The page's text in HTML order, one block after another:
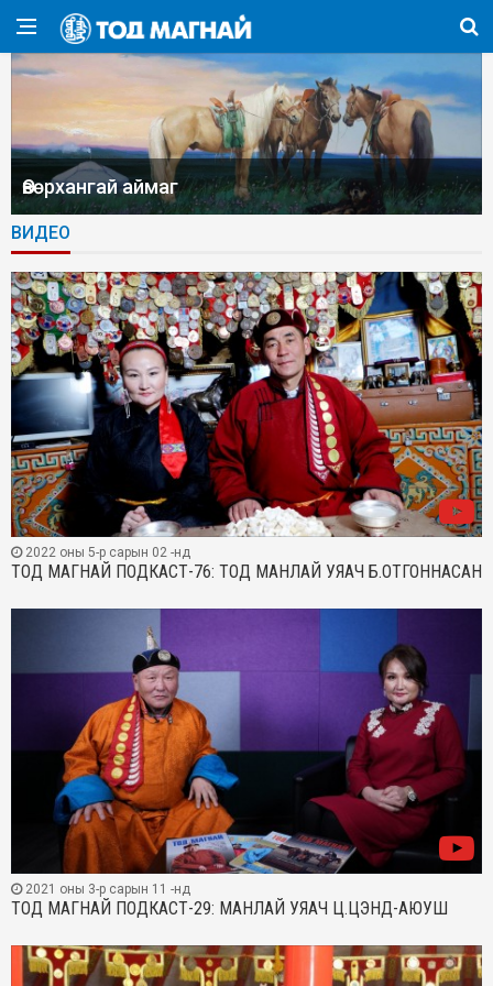
Өвөрхангай аймаг
ВИДЕО
2022 оны 5-р сарын 02 -нд
ТОД МАГНАЙ ПОДКАСТ-76: ТОД МАНЛАЙ УЯАЧ Б.ОТГОННАСАН
2021 оны 3-р сарын 11 -нд
ТОД МАГНАЙ ПОДКАСТ-29: МАНЛАЙ УЯАЧ Ц.ЦЭНД-АЮУШ